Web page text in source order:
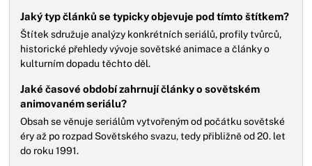
Jaký typ článků se typicky objevuje pod tímto štítkem?
Štítek sdružuje analýzy konkrétních seriálů, profily tvůrců,
historické přehledy vývoje sovětské animace a články o
kulturním dopadu těchto děl.
Jaké časové období zahrnují články o sovětském
animovaném seriálu?
Obsah se věnuje seriálům vytvořeným od počátku sovětské
éry až po rozpad Sovětského svazu, tedy přibližně od 20. let
do roku 1991.